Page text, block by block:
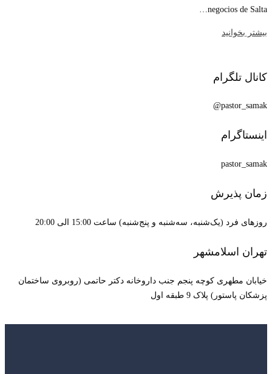
negocios de Salta…
بیشتر بخوانید
کانال تلگرام
pastor_samak@
اینستاگرام
pastor_samak
زمان پذیرش
روزهای فرد (یک‌شنبه، سه‌شنبه و پنج‌شنبه) ساعت 15:00 الی 20:00
تهران اسلامشهر
خیابان مطهری کوچه پنجم جنب داروخانه دکتر حاتمی (روبروی ساختمان
پزشکان پاستور) پلاک 9 طبقه اول